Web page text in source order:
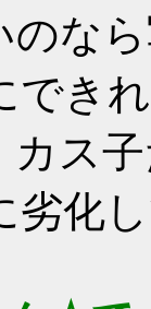
のな
でき
カス
劣化